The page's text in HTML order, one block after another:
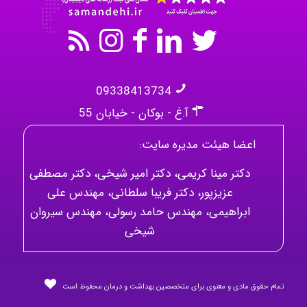
09338413734
آ.غ - بوکان - خیابان 55
اعضا هیئت مدیره سایت:
دکتر مینا کریمی، دکتر امیر شیخی، دکتر مصطفی
عزیزپور، دکتر فریبا سلطانی، مهندس علی
ابراهیمی، مهندس حامد رسولی، مهندس سیروان
شیخی
تمام حقوق مادی و معنوی برای متخصصین بهداشت و درمان محفوظ است